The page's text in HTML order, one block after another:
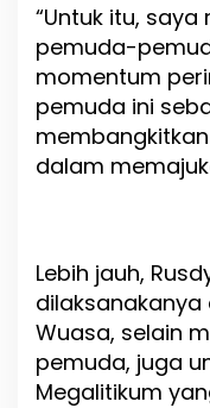
“Untuk itu,
pemuda-
momentum
pemuda ini
dalam
Lebih jauh,
dilaksanakanya
Wuasa, selain
pemuda, juga
Megalitikum